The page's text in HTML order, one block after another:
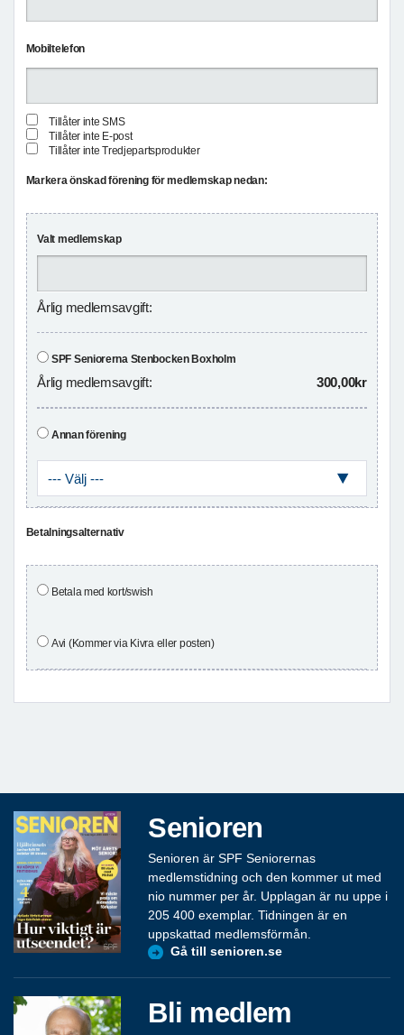
Mobiltelefon
Tillåter inte SMS
Tillåter inte E-post
Tillåter inte Tredjepartsprodukter
Markera önskad förening för medlemskap nedan:
Valt medlemskap
Årlig medlemsavgift:
SPF Seniorerna Stenbocken Boxholm
Årlig medlemsavgift: 300,00kr
Annan förening
Betalningsalternativ
Betala med kort/swish
Avi (Kommer via Kivra eller posten)
Senioren
Senioren är SPF Seniorernas
medlemstidning och den kommer ut med
nio nummer per år. Upplagan är nu uppe i
205 400 exemplar. Tidningen är en
uppskattad medlemsförmån.
Gå till senioren.se
Bli medlem